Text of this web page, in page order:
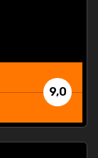
9,0